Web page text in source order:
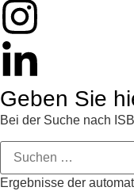
Geben Sie
Bei der Suche nach
Ergebnisse der